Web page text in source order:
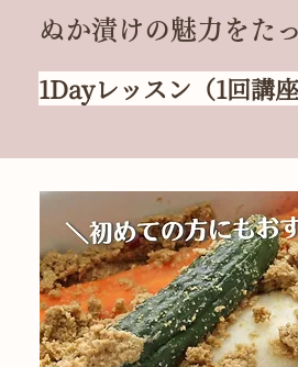
ぬか漬けの魅力をた
1Dayレッスン（1回講